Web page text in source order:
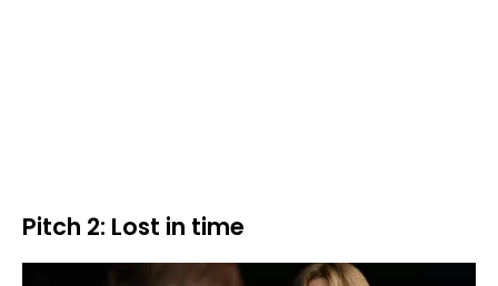
Pitch 2: Lost in time